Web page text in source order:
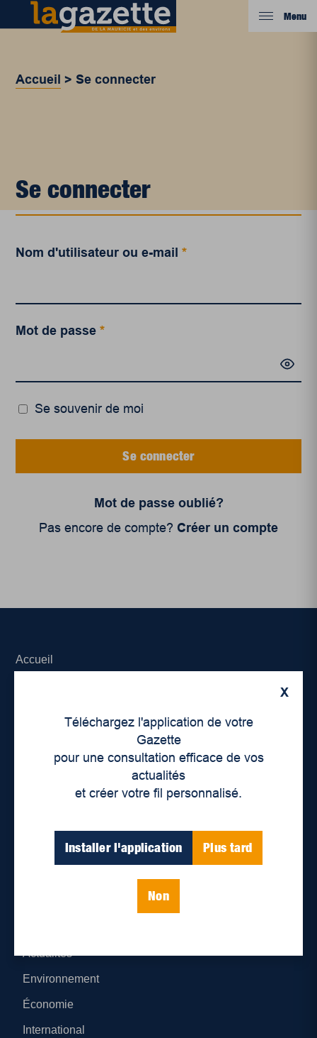
Menu
Accueil >Se connecter
Se connecter
Nom d'utilisateur ou e-mail*
Mot de passe*
Se souvenir de moi
Se connecter
Mot de passe oublié?
Pas encore de compte? Créer un compte
X
Téléchargez l'application de votre
Gazette
pour une consultation efficace de vos
actualités
et créer votre fil personnalisé.
Installer l'application Plus tard
Non
Accueil
Déontologie et confidentialité
Devenir partenaire
Lieux de distribution
Nous joindre
Parutions numériques
Actualités
Environnement
Économie
International